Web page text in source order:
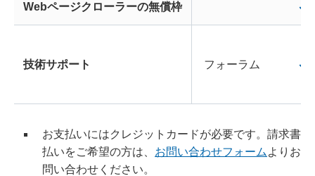
Webページクローラーの無償枠
技術サポート フォーラム
お支払いにはクレジットカードが必要です。請求書
払いをご希望の方は、 お問い合わせフォーム よりお
問い合わせください。